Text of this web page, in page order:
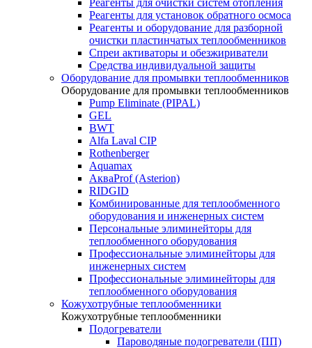
Реагенты для очистки систем отопления
Реагенты для установок обратного осмоса
Реагенты и оборудование для разборной
очистки пластинчатых теплообменников
Спреи активаторы и обезжириватели
Средства индивидуальной защиты
Оборудование для промывки теплообменников
Оборудование для промывки теплообменников
Pump Eliminate (PIPAL)
GEL
BWT
Alfa Laval CIP
Rothenberger
Aquamax
АкваProf (Asterion)
RIDGID
Комбинированные для теплообменного
оборудования и инженерных систем
Персональные элиминейторы для
теплообменного оборудования
Профессиональные элиминейторы для
инженерных систем
Профессиональные элиминейторы для
теплообменного оборудования
Кожухотрубные теплообменники
Кожухотрубные теплообменники
Подогреватели
Пароводяные подогреватели (ПП)